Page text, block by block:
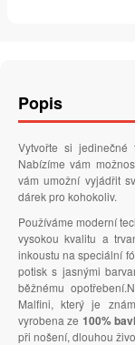
Popis
Vytvořte si jedinečné
Nabízíme vám
vám umožní vyjádřit
dárek pro kohokoliv.
Používáme moderní
vysokou kvalitu a
inkoustu na speciální
potisk s jasnými
běžnému
Malfini, který je
vyrobena ze 100%
při nošení, dlouhou